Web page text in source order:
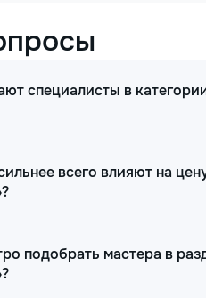
специалисты в
всего влияют на
подобрать мастера в